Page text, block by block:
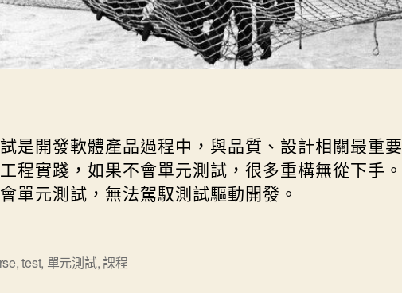
Golden Gate Bridge Construction
是開發軟體產品過程中，與品質、設計相關最重要
程實踐，如果不會單元測試，很多重構無從下手。
單元測試，無法駕馭測試驅動開發。
,test, 單元測試,課程